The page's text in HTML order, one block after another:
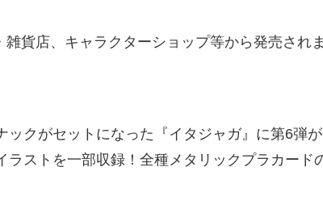
貨店、キャラクターショップ等から発売されま
クがセットになった『イタジャガ』に第6弾が
ストを一部収録！全種メタリックプラカード